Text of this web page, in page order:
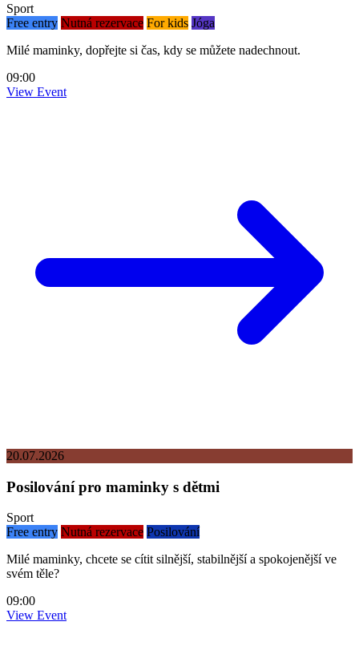
Sport
Free entry Nutná rezervace For kids Jóga
Milé maminky, dopřejte si čas, kdy se můžete nadechnout.
09:00
View Event
20.07.2026
Posilování pro maminky s dětmi
Sport
Free entry Nutná rezervace Posilování
Milé maminky, chcete se cítit silnější, stabilnější a spokojenější ve
svém těle?
09:00
View Event